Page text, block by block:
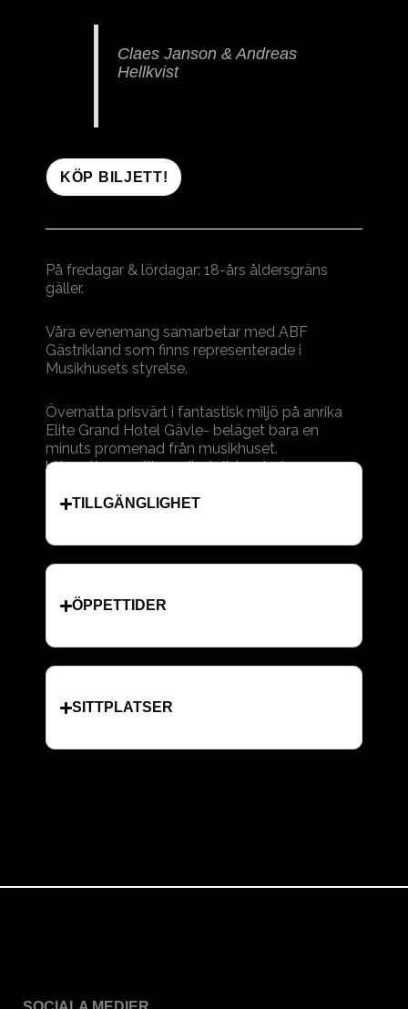
Claes Janson & Andreas
Hellkvist
KÖP BILJETT!
På fredagar & lördagar: 18-års åldersgräns
gäller.
Våra evenemang samarbetar med ABF
Gästrikland som finns representerade i
Musikhusets styrelse.
Övernatta prisvärt i fantastisk miljö på anrika
Elite Grand Hotel Gävle- beläget bara en
minuts promenad från musikhuset.
https://www.elite.se/hotell/gavle/
TILLGÄNGLIGHET
ÖPPETTIDER
SITTPLATSER